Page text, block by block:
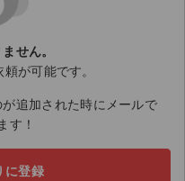
せん。
が可能です。
追加された時にメールで
す！
に登録